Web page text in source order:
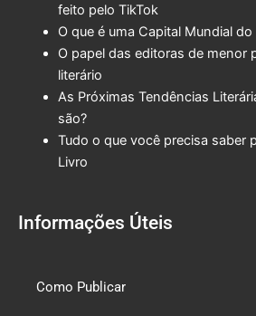
feito pelo TikTok
O que é uma Capital Mundial do
O papel das editoras de menor
literário
As Próximas Tendências
são?
Tudo o que você precisa saber
Livro
Informações Úteis
Como Publicar